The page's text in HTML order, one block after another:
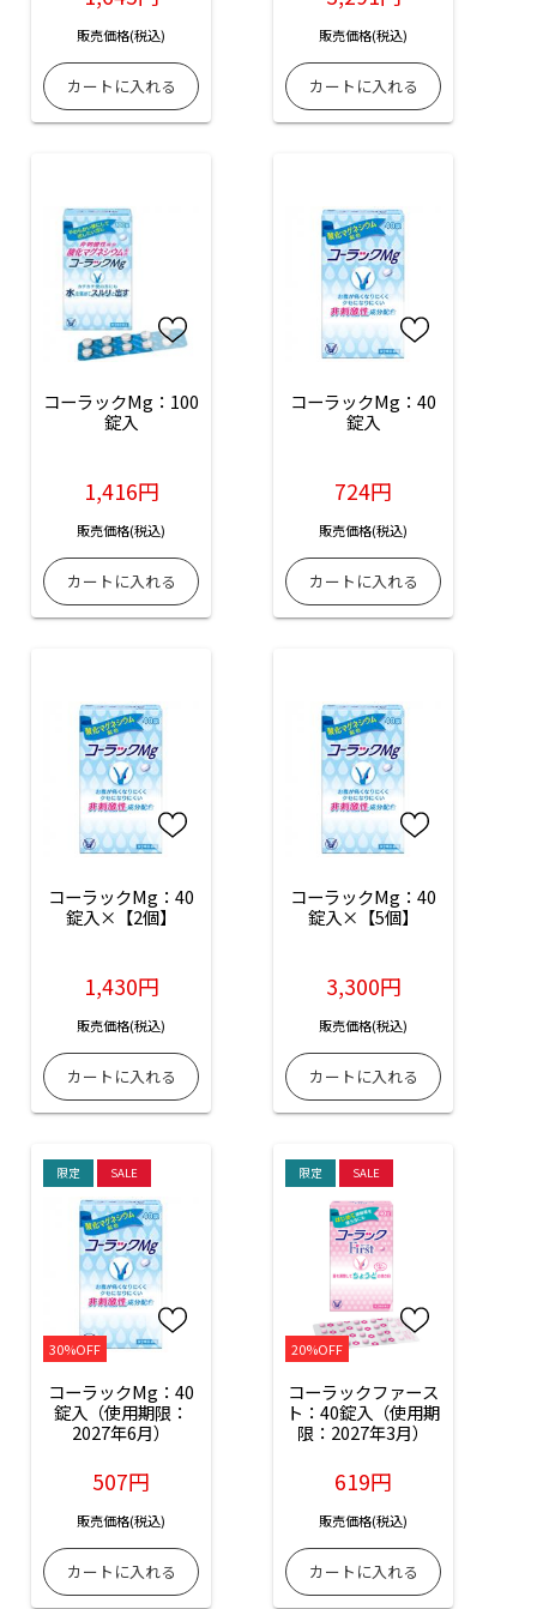
販売価格(税込) 販売価格(税込)
コーラックMg：100
錠入
1,416円
販売価格(税込)
コーラックMg：40
錠入
724円
販売価格(税込)
コーラックMg：40
錠入×【2個】
1,430円
販売価格(税込)
コーラックMg：40
錠入×【5個】
3,300円
販売価格(税込)
限定 SALE
30%OFF
コーラックMg：40
錠入（使用期限：
2027年6月）
507円
販売価格(税込)
限定 SALE
20%OFF
コーラックファース
ト：40錠入（使用期
限：2027年3月）
619円
販売価格(税込)